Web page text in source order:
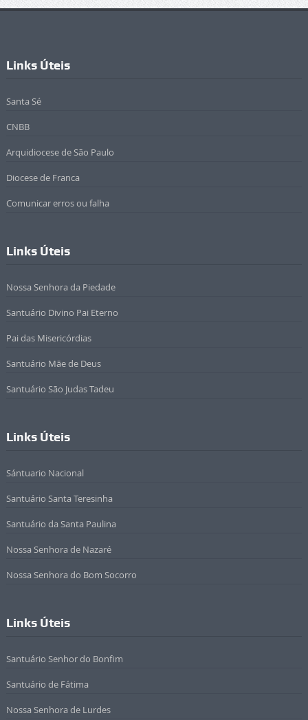
Links Úteis
Santa Sé
CNBB
Arquidiocese de São Paulo
Diocese de Franca
Comunicar erros ou falha
Links Úteis
Nossa Senhora da Piedade
Santuário Divino Pai Eterno
Pai das Misericórdias
Santuário Mãe de Deus
Santuário São Judas Tadeu
Links Úteis
Sántuario Nacional
Santuário Santa Teresinha
Santuário da Santa Paulina
Nossa Senhora de Nazaré
Nossa Senhora do Bom Socorro
Links Úteis
Santuário Senhor do Bonfim
Santuário de Fátima
Nossa Senhora de Lurdes